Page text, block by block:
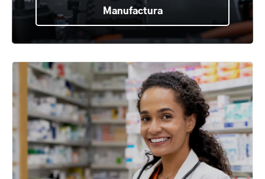
Manufactura